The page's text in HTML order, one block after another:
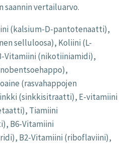
saannin vertailuarvo.
(kalsium-D-pantotenaatti),
selluloosa), Koliini (L-
(nikotiiniamidi),
(rasvahappojen
(sinkkisitraatti), E-vitamiini
Tiamiini
B6-Vitamiini
B2-Vitamiini (riboflaviini),